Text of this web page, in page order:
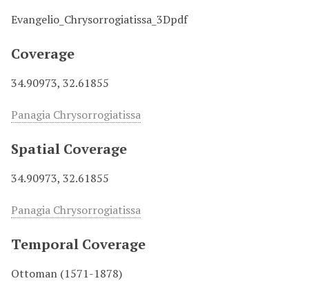
Evangelio_Chrysorrogiatissa_3Dpdf
Coverage
34.90973, 32.61855
Panagia Chrysorrogiatissa
Spatial Coverage
34.90973, 32.61855
Panagia Chrysorrogiatissa
Temporal Coverage
Ottoman (1571-1878)